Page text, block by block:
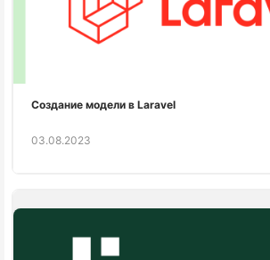
Создание модели в Laravel
03.08.2023